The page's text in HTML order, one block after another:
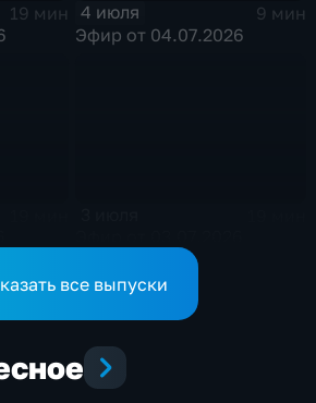
19 мин
4 июля
9 мин
Эфир от 04.07.2026
все выпуски